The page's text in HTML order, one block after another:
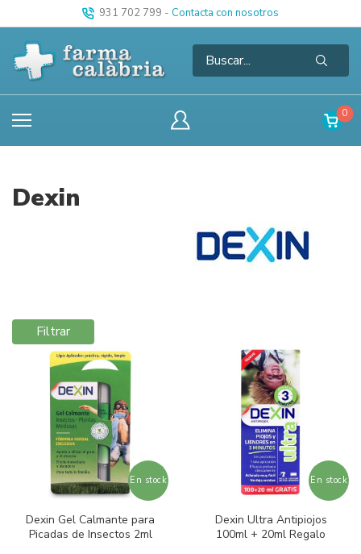
931 702 799 - Contacta con nosotros
0
Dexin
Filtrar
En stock
Dexin Gel Calmante para
Picadas de Insectos 2ml
En stock
Dexin Ultra Antipiojos
100ml + 20ml Regalo